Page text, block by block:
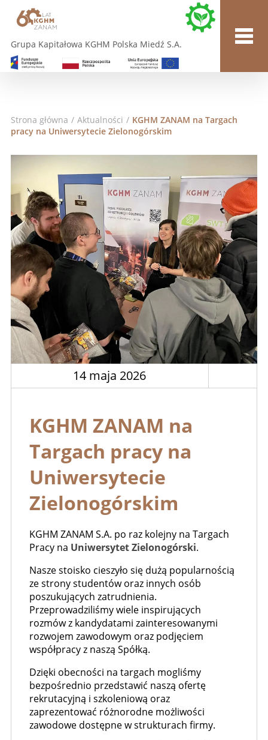
Grupa Kapitałowa KGHM Polska Miedź S.A.
Strona główna / Aktualności / KGHM ZANAM na Targach
pracy na Uniwersytecie Zielonogórskim
14 maja 2026
KGHM ZANAM na
Targach pracy na
Uniwersytecie
Zielonogórskim
KGHM ZANAM S.A. po raz kolejny na Targach
Pracy na Uniwersytet Zielonogórski.
Nasze stoisko cieszyło się dużą popularnością
ze strony studentów oraz innych osób
poszukujących zatrudnienia.
Przeprowadziliśmy wiele inspirujących
rozmów z kandydatami zainteresowanymi
rozwojem zawodowym oraz podjęciem
współpracy z naszą Spółką.
Dzięki obecności na targach mogliśmy
bezpośrednio przedstawić naszą ofertę
rekrutacyjną i szkoleniową oraz
zaprezentować różnorodne możliwości
zawodowe dostępne w strukturach firmy.